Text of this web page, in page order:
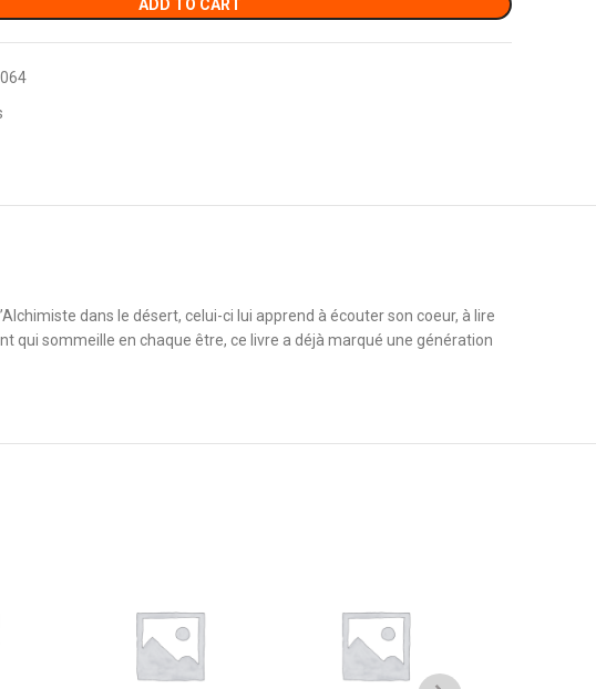
ADD TO CART
dans le désert, celui-ci lui apprend à écouter son coeur, à lire
qui sommeille en chaque être, ce livre a déjà marqué une génération